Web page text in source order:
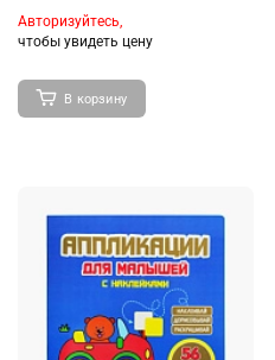
Авторизуйтесь,
чтобы увидеть цену
В корзину